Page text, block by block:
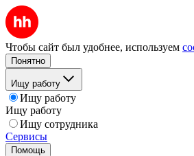
Чтобы сайт был удобнее, используем
Понятно
Ищу работу
Ищу работу
Ищу работу
Ищу сотрудника
Сервисы
Помощь